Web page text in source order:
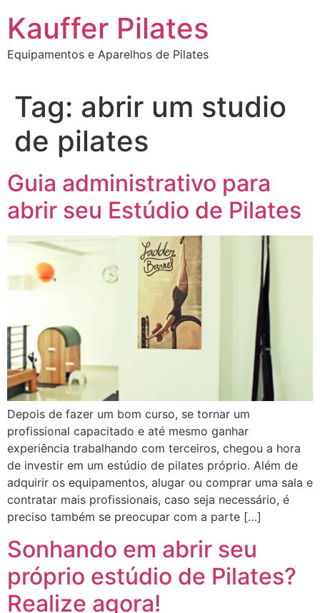
para
conteúdo
Kauffer Pilates
Equipamentos e Aparelhos de Pilates
Tag: abrir um studio
de pilates
Guia administrativo para
abrir seu Estúdio de Pilates
Depois de fazer um bom curso, se tornar um
profissional capacitado e até mesmo ganhar
experiência trabalhando com terceiros, chegou a hora
de investir em um estúdio de pilates próprio. Além de
adquirir os equipamentos, alugar ou comprar uma sala e
contratar mais profissionais, caso seja necessário, é
preciso também se preocupar com a parte […]
Sonhando em abrir seu
próprio estúdio de Pilates?
Realize agora!